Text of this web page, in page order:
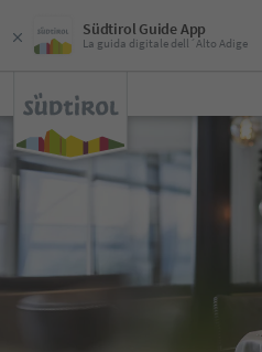
Südtirol Guide App
La guida digitale dell´Alto Adige